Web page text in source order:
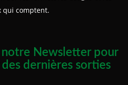
qui comptent.
Newsletter pour
dernières sorties